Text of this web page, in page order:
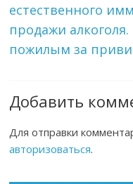
естественного
продажи
пожилым за
Добавить
Для отправки
авторизоваться.